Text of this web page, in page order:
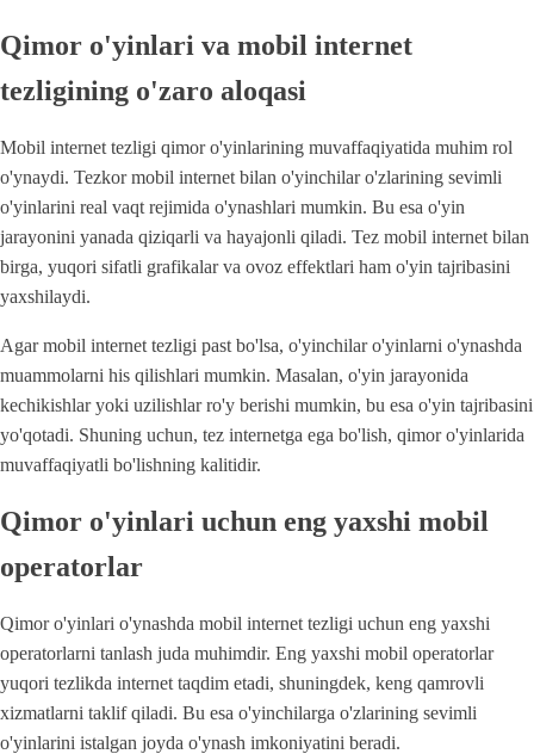
Qimor o'yinlari va mobil internet
tezligining o'zaro aloqasi
Mobil internet tezligi qimor o'yinlarining muvaffaqiyatida muhim rol
o'ynaydi. Tezkor mobil internet bilan o'yinchilar o'zlarining sevimli
o'yinlarini real vaqt rejimida o'ynashlari mumkin. Bu esa o'yin
jarayonini yanada qiziqarli va hayajonli qiladi. Tez mobil internet bilan
birga, yuqori sifatli grafikalar va ovoz effektlari ham o'yin tajribasini
yaxshilaydi.
Agar mobil internet tezligi past bo'lsa, o'yinchilar o'yinlarni o'ynashda
muammolarni his qilishlari mumkin. Masalan, o'yin jarayonida
kechikishlar yoki uzilishlar ro'y berishi mumkin, bu esa o'yin tajribasini
yo'qotadi. Shuning uchun, tez internetga ega bo'lish, qimor o'yinlarida
muvaffaqiyatli bo'lishning kalitidir.
Qimor o'yinlari uchun eng yaxshi mobil
operatorlar
Qimor o'yinlari o'ynashda mobil internet tezligi uchun eng yaxshi
operatorlarni tanlash juda muhimdir. Eng yaxshi mobil operatorlar
yuqori tezlikda internet taqdim etadi, shuningdek, keng qamrovli
xizmatlarni taklif qiladi. Bu esa o'yinchilarga o'zlarining sevimli
o'yinlarini istalgan joyda o'ynash imkoniyatini beradi.